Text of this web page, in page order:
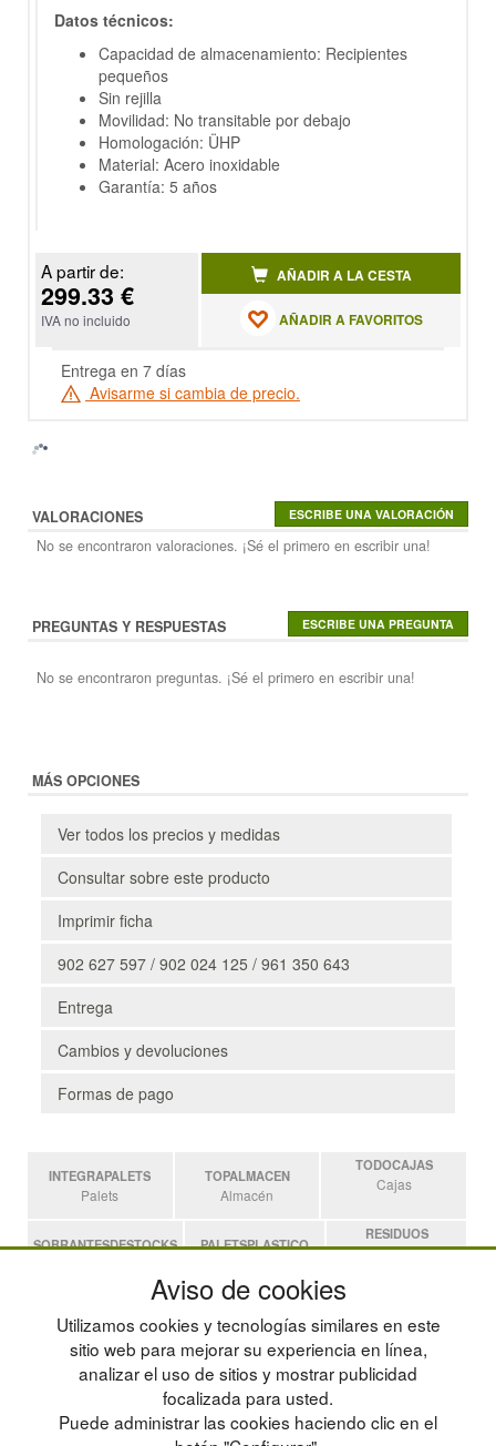
Datos técnicos:
Capacidad de almacenamiento: Recipientes
pequeños
Sin rejilla
Movilidad: No transitable por debajo
Homologación: ÜHP
Material: Acero inoxidable
Garantía: 5 años
A partir de:
299.33 €
IVA no incluido
AÑADIR A LA CESTA
AÑADIR A FAVORITOS
Entrega en 7 días
Avisarme si cambia de precio.
VALORACIONES
No se encontraron valoraciones. ¡Sé el primero en escribir una!
PREGUNTAS Y RESPUESTAS
No se encontraron preguntas. ¡Sé el primero en escribir una!
MÁS OPCIONES
Ver todos los precios y medidas
Consultar sobre este producto
Imprimir ficha
902 627 597 / 902 024 125 / 961 350 643
Entrega
Cambios y devoluciones
Formas de pago
INTEGRAPALETS
Palets
TOPALMACEN
Almacén
TODOCAJAS
Cajas
SOBRANTESDESTOCKS PALETSPLASTICO
RESIDUOS
Residuos
Estanterias
POLÍTICA DE PRIVACIDAD
CONDICIONES DE USO
CAMBIOS Y DEVOLUCIONES
MAPA WEB
PREGUNTAS FRECUENTES
INGRESA A TU CUENTA
Aviso de cookies
Utilizamos cookies y tecnologías similares en este
sitio web para mejorar su experiencia en línea,
analizar el uso de sitios y mostrar publicidad
focalizada para usted.
Puede administrar las cookies haciendo clic en el